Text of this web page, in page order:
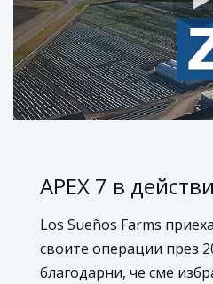
APEX 7 в
Los Sueños Farms
своите операции през
благодарни, че сме